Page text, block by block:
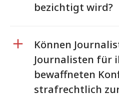
bezichtigt wird?
Können
Journalisten für
bewaffneten
strafrechtlich